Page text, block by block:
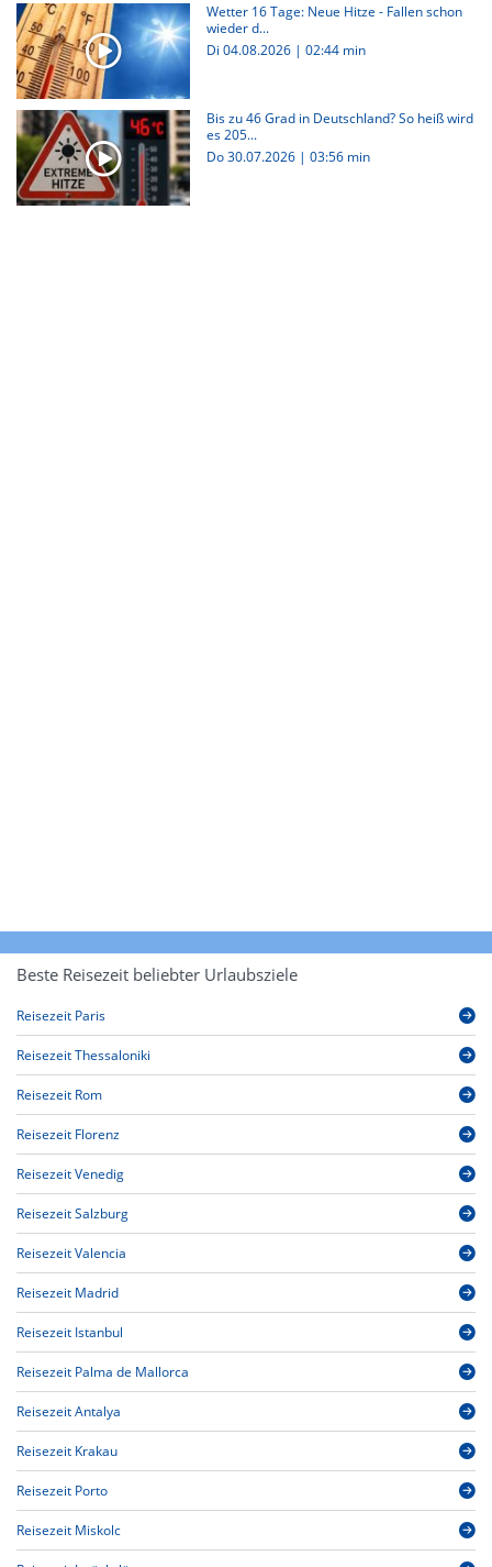
Wetter 16 Tage: Neue Hitze - Fallen schon
wieder d...
Di 04.08.2026 | 02:44 min
Bis zu 46 Grad in Deutschland? So heiß wird
es 205...
Do 30.07.2026 | 03:56 min
Beste Reisezeit beliebter Urlaubsziele
Reisezeit Paris
Reisezeit Thessaloniki
Reisezeit Rom
Reisezeit Florenz
Reisezeit Venedig
Reisezeit Salzburg
Reisezeit Valencia
Reisezeit Madrid
Reisezeit Istanbul
Reisezeit Palma de Mallorca
Reisezeit Antalya
Reisezeit Krakau
Reisezeit Porto
Reisezeit Miskolc